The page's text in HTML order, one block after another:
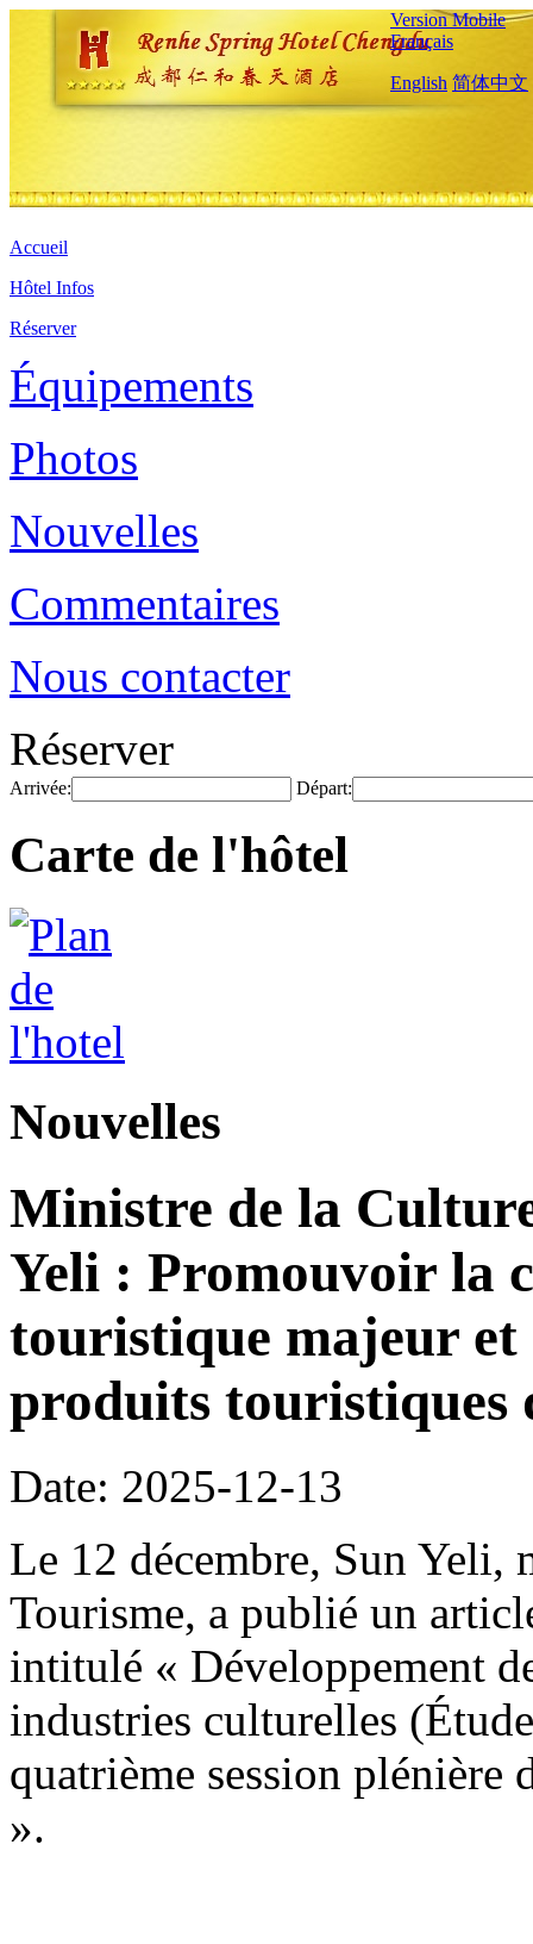
Version Mobile
Français
English 简体中文
Accueil
Hôtel Infos
Réserver
Équipements
Photos
Nouvelles
Commentaires
Nous contacter
Réserver
Arrivée: Départ:
Carte de l'hôtel
Nouvelles
Ministre de la
Yeli : Promouvoir la
touristique majeur
produits touristiques
Date: 2025-12-13
Le 12 décembre, Sun Yeli,
Tourisme, a publié un
intitulé « Développement
industries culturelles
quatrième session
».